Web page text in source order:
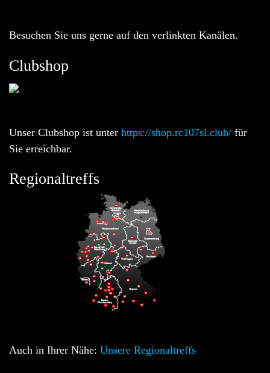
Besuchen Sie uns gerne auf den verlinkten Kanälen.
Clubshop
Unser Clubshop ist unter https://shop.rc107sl.club/ für
Sie erreichbar.
Regionaltreffs
Auch in Ihrer Nähe: Unsere Regionaltreffs